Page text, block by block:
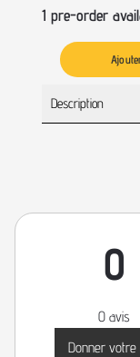
1 pre-order
Description
0
0 avis
Donner votre